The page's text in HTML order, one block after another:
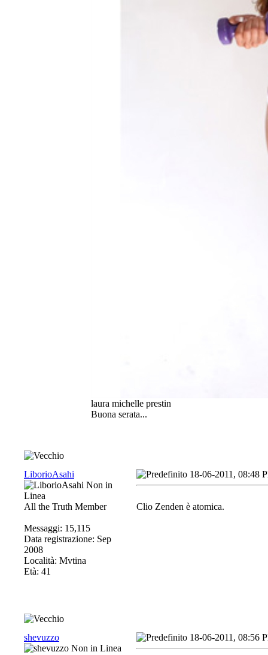
laura michelle prestin
Buona serata...
LiborioAsahi
All the Truth Member
Messaggi: 15,115
Data registrazione: Sep
2008
Località: Mvtina
Età: 41
18-06-2011, 08:48
Clio Zenden è atomica.
shevuzzo 18-06-2011, 08:56